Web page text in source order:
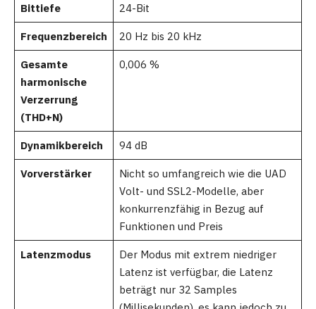
Bittiefe 24-Bit
Frequenzbereich 20 Hz bis 20 kHz
Gesamte
harmonische
Verzerrung
(THD+N)
0,006 %
Dynamikbereich 94 dB
Vorverstärker
Nicht so umfangreich wie die UAD
Volt- und SSL2-Modelle, aber
konkurrenzfähig in Bezug auf
Funktionen und Preis
Latenzmodus
Der Modus mit extrem niedriger
Latenz ist verfügbar, die Latenz
beträgt nur 32 Samples